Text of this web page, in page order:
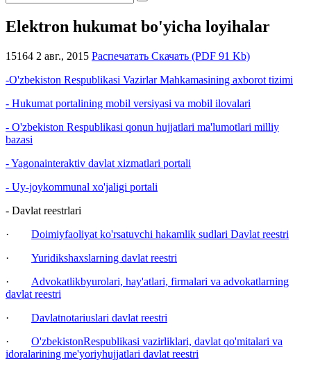
Elektron hukumat bo'yicha loyihalar
15164 2 авг., 2015 Распечатать Скачать (PDF 91 Kb)
-O'zbekiston Respublikasi Vazirlar Mahkamasining axborot tizimi
- Hukumat portalining mobil versiyasi va mobil ilovalari
- O'zbekiston Respublikasi qonun hujjatlari ma'lumotlari milliy
bazasi
- Yagonainteraktiv davlat xizmatlari portali
- Uy-joykommunal xo'jaligi portali
- Davlat reestrlari
· Doimiyfaoliyat ko'rsatuvchi hakamlik sudlari Davlat reestri
· Yuridikshaxslarning davlat reestri
· Advokatlikbyurolari, hay'atlari, firmalari va advokatlarning
davlat reestri
· Davlatnotariuslari davlat reestri
· O'zbekistonRespublikasi vazirliklari, davlat qo'mitalari va
idoralarining me'yoriyhujjatlari davlat reestri